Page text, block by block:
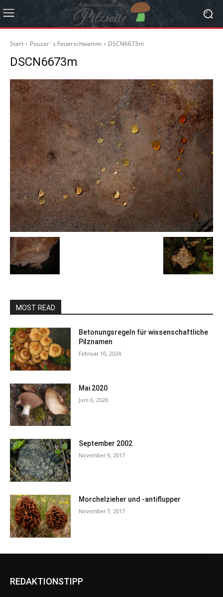
Start Pouzar´s Feuerschwamm DSCN6673m
DSCN6673m
MOST READ
Betonungsregeln für wissenschaftliche
Pilznamen
Februar 10, 2024
Mai 2020
Juni 6, 2020
September 2002
November 9, 2017
Morchelzieher und -antiflupper
November 7, 2017
REDAKTIONSTIPP